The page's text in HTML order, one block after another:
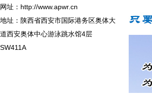
网址：http://www.apwr.cn
地址：陕西省西安市国际港务区奥体大
道西安奥体中心游泳跳水馆4层
SW411A